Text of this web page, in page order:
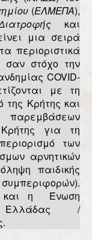
(ΕΛΜΕΠΑ),
και
μια σειρά
περιοριστικά
σαν στόχο την
COVID-
με τη
της Κρήτης και
για τη
των
αρνητικών
παιδικής
και η Ένωση
Ελλάδας /